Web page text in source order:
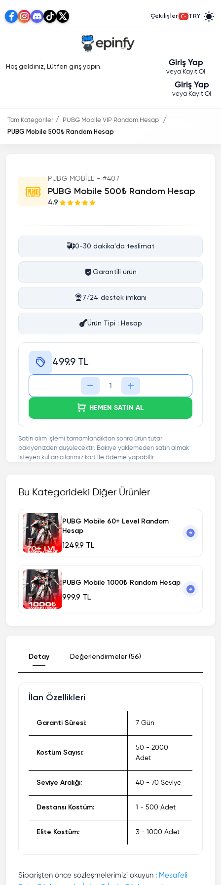
Çekilişler TRY
Hoş geldiniz, Lütfen giriş yapın. Giriş Yap
veya Kayıt Ol
Giriş Yap
veya Kayıt Ol
Tüm Kategoriler
PUBG Mobile VIP Random Hesap
PUBG Mobile 500₺ Random Hesap
PUBG MOBILE - #407
PUBG Mobile 500₺ Random Hesap
4.9
0-30 dakika'da teslimat
Garantili ürün
7/24 destek imkanı
Ürün Tipi : Hesap
499.9 TL
HEMEN SATIN AL
Satın alım işlemi tamamlandıktan sonra ürün tutarı
bakiyenizden düşülecektir. Bakiye yüklemeden satın almak
isteyen kullanıcılarımız kart ile ödeme yapabilir.
Bu Kategorideki Diğer Ürünler
PUBG Mobile 60+ Level Random
Hesap
1249.9 TL
PUBG Mobile 1000₺ Random Hesap
999.9 TL
Detay Değerlendirmeler (56)
İlan Özellikleri
Garanti Süresi: 7 Gün
Kostüm Sayısı:
50 - 2000
Adet
Seviye Aralığı: 40 - 70 Seviye
Destansı Kostüm: 1 - 500 Adet
Elite Kostüm: 3 - 1000 Adet
Siparişten önce sözleşmelerimizi okuyun : Mesafeli